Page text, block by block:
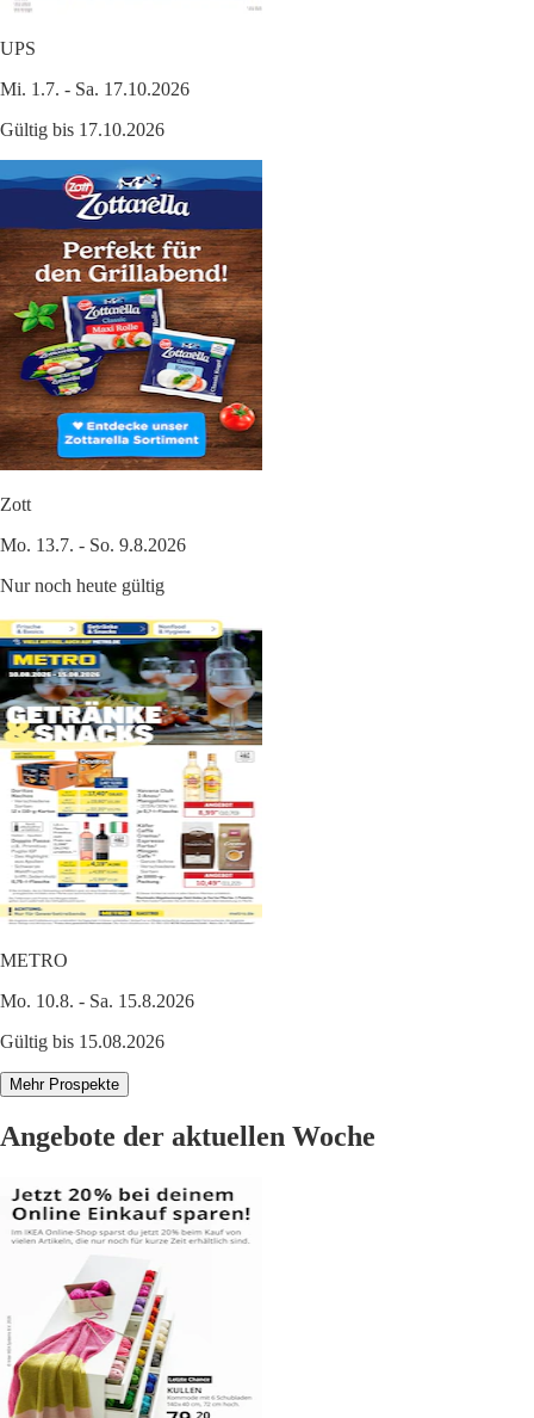
UPS
Mi. 1.7. - Sa. 17.10.2026
Gültig bis 17.10.2026
Zott
Mo. 13.7. - So. 9.8.2026
Nur noch heute gültig
METRO
Mo. 10.8. - Sa. 15.8.2026
Gültig bis 15.08.2026
Mehr Prospekte
Angebote der aktuellen Woche